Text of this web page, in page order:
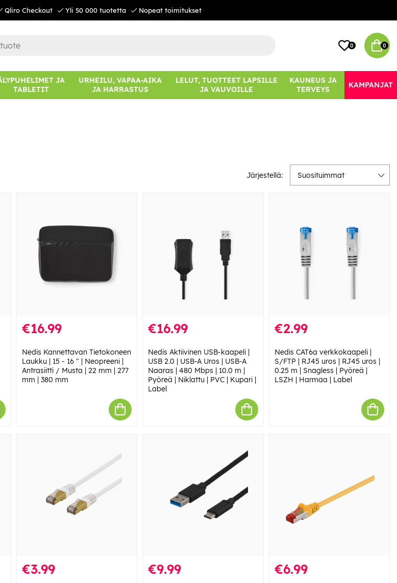
Qliro Checkout Yli 50 000 tuotetta Nopeat toimitukset
0 0
JA
TABLETIT
URHEILU, VAPAA-AIKA
JA HARRASTUS
LELUT, TUOTTEET LAPSILLE
JA VAUVOILLE
KAUNEUS JA
TERVEYS
KAMPANJAT
Järjestellä: Suosituimmat
€16.99
Nedis Kannettavan Tietokoneen
Laukku | 15 - 16 " | Neopreeni |
Antrasiitti / Musta | 22 mm | 277
mm | 380 mm
€16.99
Nedis Aktiivinen USB-kaapeli |
USB 2.0 | USB-A Uros | USB-A
Naaras | 480 Mbps | 10.0 m |
Pyöreä | Niklattu | PVC | Kupari |
Label
€2.99
Nedis CAT6a verkkokaapeli |
S/FTP | RJ45 uros | RJ45 uros |
0.25 m | Snagless | Pyöreä |
LSZH | Harmaa | Label
€3.99 €9.99 €6.99